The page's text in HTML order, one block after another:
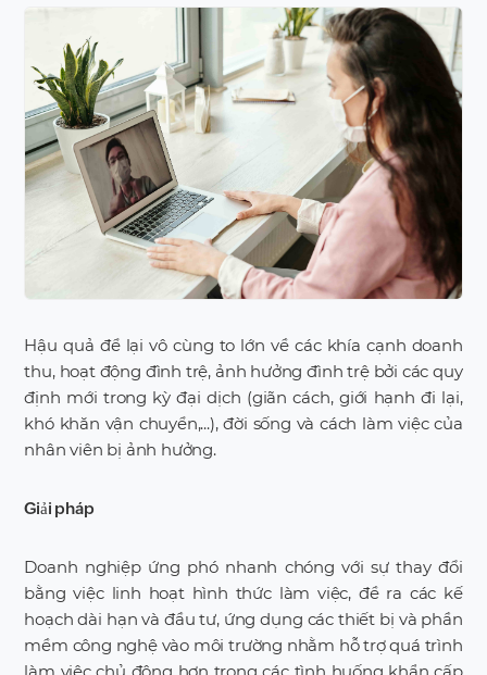
Hậu quả để lại vô cùng to lớn về các khía cạnh doanh
thu, hoạt động đình trệ, ảnh hưởng đình trệ bởi các quy
định mới trong kỳ đại dịch (giãn cách, giới hạnh đi lại,
khó khăn vận chuyển,...), đời sống và cách làm việc của
nhân viên bị ảnh hưởng.
Giải pháp
Doanh nghiệp ứng phó nhanh chóng với sự thay đổi
bằng việc linh hoạt hình thức làm việc, đề ra các kế
hoạch dài hạn và đầu tư, ứng dụng các thiết bị và phần
mềm công nghệ vào môi trường nhằm hỗ trợ quá trình